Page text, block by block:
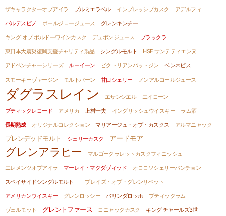
ザキャラクターオブアイラ
プルミエラベル インプレッシブカスク
アデルフィ
バルデスピノ
ポールジロージュース
グレンキンチー
キング オブ ボルドーワインカスク
デュポンジュース
ブラックラ
東日本大震災復興支援チャリティ製品
シングルモルト
HSE サンテティエンヌ
アドベンチャーシリーズ
ルーイーン ビクトリアンバットジン
ベンネビス
スモーキーヴァージン
モルトバーン 甘口シェリー ノンアルコールジュース
ダグラスレイン エサンシエル
エイコーン
ブティックレコード
アメリカ 上村一夫 イングリッシュウイスキー
ラム酒
長期熟成
オリジナルコレクション マリアージュ・オブ・カスクス アルマニャック
ブレンデッドモルト シェリーカスク アードモア
グレンアラヒー
マルゴークラレットカスクフィニッシュ
エレメンツオブアイラ
マーレイ・マクダヴィッド
オロロソシェリーパンチョン
スペイサイドシングルモルト
ブレイズ・オブ・グレンリベット
アメリカンウイスキー
グレンロッシー バリンダロッホ
ブティックラム
ヴェルモット
グレントファース コニャックカスク
キング チャールズ3世